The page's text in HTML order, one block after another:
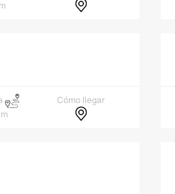
Cómo llegar